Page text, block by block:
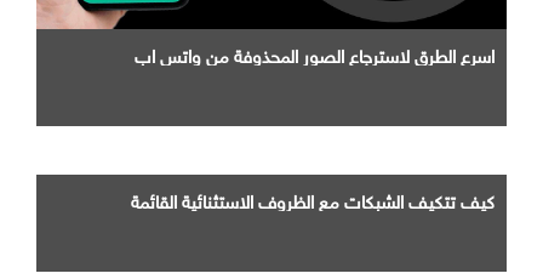
اسرع الطرق لاسترجاع الصور المحذوفة من واتس اب
كيف تتكيف الشبكات مع الظروف الاستثنائية القائمة